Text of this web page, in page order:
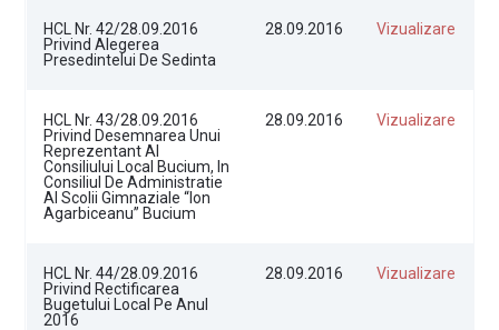
HCL Nr. 42/28.09.2016
Privind Alegerea
Presedintelui De Sedinta
28.09.2016 Vizualizare
HCL Nr. 43/28.09.2016
Privind Desemnarea Unui
Reprezentant Al
Consiliului Local Bucium, In
Consiliul De Administratie
Al Scolii Gimnaziale “Ion
Agarbiceanu” Bucium
28.09.2016 Vizualizare
HCL Nr. 44/28.09.2016
Privind Rectificarea
Bugetului Local Pe Anul
2016
28.09.2016 Vizualizare